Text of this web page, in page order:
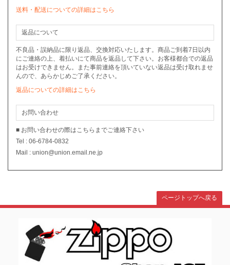
送料・配送についての詳細はこちら
返品について
不良品・誤納品に限り返品、交換対応いたします。商品ご到着7日以内
にご連絡の上、着払いにて商品を返品して下さい。お客様都合での返品
はお受けできません。また事前連絡を頂いていない返品は受け取れませ
んので、あらかじめご了承ください。
返品についての詳細はこちら
お問い合わせ
■ お問い合わせの際はこちらまでご連絡下さい
Tel : 06-6784-0832
Mail : union@union.email.ne.jp
ページトップへ戻る